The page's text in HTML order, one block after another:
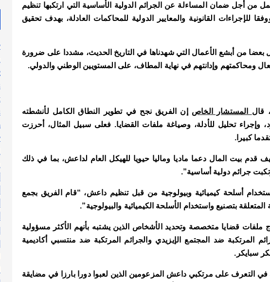
من أجل ضمان المساءلة عن الجرائم الدولية الأساسية التي ارتكبها تنظيم
القانونية والمعايير الدولية للمحاكمات العادلة، بهدف تحقيق
بعضا من أبشع الأعمال التي شهدناها في التاريخ الحديث، مشددا على ضرورة
ومحاكمتهم وإدانتهم في نهاية المطاف، على المستويين الوطني والدولي.
قال المستشار الخاص إن الفريق نجح في تطوير النطاق الكامل لأنشطته
وإجراء تحليل للأدلة، وصياغة ملفات القضايا. فعلى سبيل المثال، أحرزت
كبيرا.
قدم بيت المال دعما ماديا وماليا حيويا للهيكل العام لداعش، بما في ذلك
جرائم دولية أساسية”.
أسلحة كيميائية وبيولوجية من قبل تنظيم داعش، “قام الفريق بجمع
بتصنيع واستخدام الأسلحة الكيميائية والبيولوجية”.
ملفات قضايا متخصصة وتحديد الأشخاص الذين يشتبه بأنهم الأكثر مسؤولية
المرتكبة ضد المجتمع الإيزيدي والجرائم المرتكبة ضد منتسبي أكاديمية
سبايكر .
في التعرف على مرتكبي داعش المزعومين الذين لعبوا دورا بارزا في مضايقة